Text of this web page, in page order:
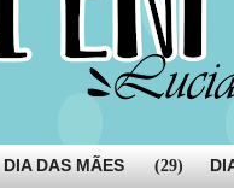
DIA DAS MÃES (29)